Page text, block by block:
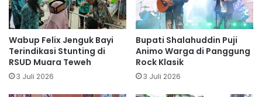
Wabup Felix Jenguk Bayi
Terindikasi Stunting di
RSUD Muara Teweh
3 Juli 2026
Bupati Shalahuddin Puji
Animo Warga di Panggung
Rock Klasik
3 Juli 2026